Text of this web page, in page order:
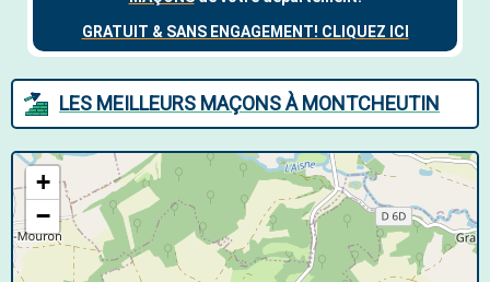
LES MEILLEURS MAÇONS À MONTCHEUTIN
+
−